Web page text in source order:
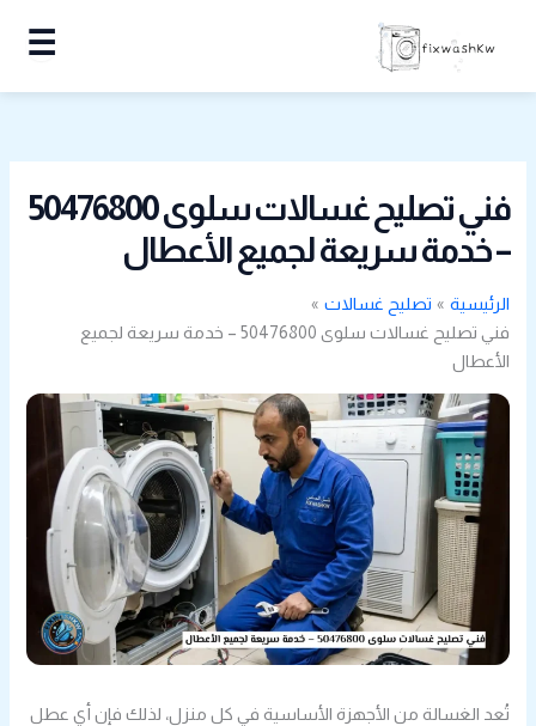
☰
فني تصليح غسالات سلوى 50476800
– خدمة سريعة لجميع الأعطال
الرئيسية
تصليح غسالات
فني تصليح غسالات سلوى 50476800 – خدمة سريعة لجميع
الأعطال
تُعد الغسالة من الأجهزة الأساسية في كل منزل، لذلك فإن أي عطل